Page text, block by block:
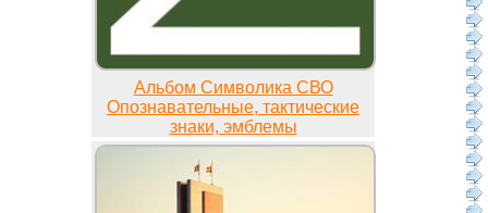
Альбом Символика СВО
Опознавательные, тактические
знаки, эмблемы